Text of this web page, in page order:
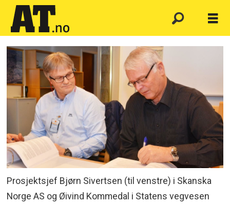
Prosjektsjef Bjørn Sivertsen (til venstre) i Skanska
Norge AS og Øivind Kommedal i Statens vegvesen